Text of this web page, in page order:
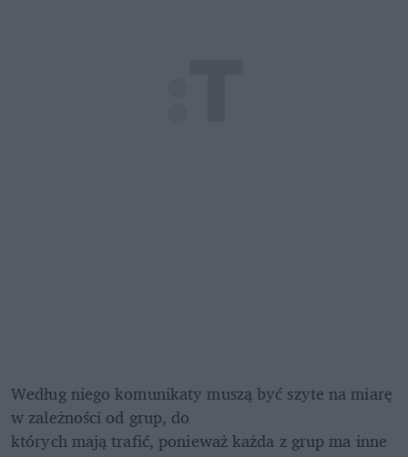
Według niego komunikaty muszą być szyte na miarę
w zależności od grup, do
których mają trafić, ponieważ każda z grup ma inne